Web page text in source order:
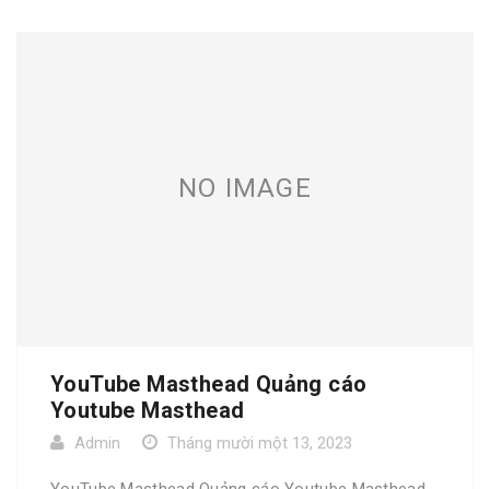
NO IMAGE
YouTube Masthead Quảng cáo
Youtube Masthead
Admin Tháng mười một 13, 2023